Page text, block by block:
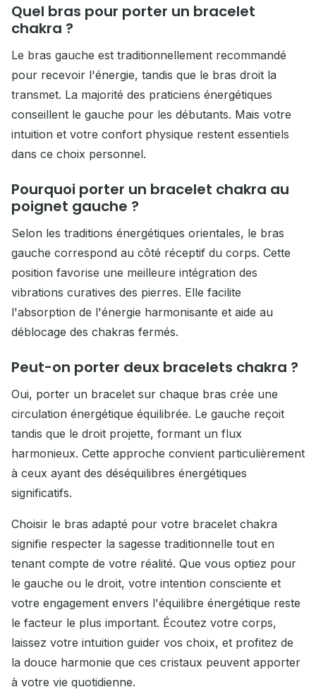
Quel bras pour porter un bracelet
chakra ?
Le bras gauche est traditionnellement recommandé
pour recevoir l'énergie, tandis que le bras droit la
transmet. La majorité des praticiens énergétiques
conseillent le gauche pour les débutants. Mais votre
intuition et votre confort physique restent essentiels
dans ce choix personnel.
Pourquoi porter un bracelet chakra au
poignet gauche ?
Selon les traditions énergétiques orientales, le bras
gauche correspond au côté réceptif du corps. Cette
position favorise une meilleure intégration des
vibrations curatives des pierres. Elle facilite
l'absorption de l'énergie harmonisante et aide au
déblocage des chakras fermés.
Peut-on porter deux bracelets chakra ?
Oui, porter un bracelet sur chaque bras crée une
circulation énergétique équilibrée. Le gauche reçoit
tandis que le droit projette, formant un flux
harmonieux. Cette approche convient particulièrement
à ceux ayant des déséquilibres énergétiques
significatifs.
Choisir le bras adapté pour votre bracelet chakra
signifie respecter la sagesse traditionnelle tout en
tenant compte de votre réalité. Que vous optiez pour
le gauche ou le droit, votre intention consciente et
votre engagement envers l'équilibre énergétique reste
le facteur le plus important. Écoutez votre corps,
laissez votre intuition guider vos choix, et profitez de
la douce harmonie que ces cristaux peuvent apporter
à votre vie quotidienne.